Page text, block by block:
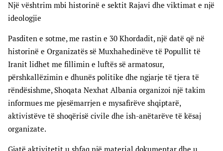
Një vështrim mbi historinë e sektit Rajavi dhe viktimat e një
ideologjie
Pasditen e sotme, me rastin e 30 Khordadit, një datë që në
historinë e Organizatës së Muxhahedinëve të Popullit të
Iranit lidhet me fillimin e luftës së armatosur,
përshkallëzimin e dhunës politike dhe ngjarje të tjera të
rëndësishme, Shoqata Nexhat Albania organizoi një takim
informues me pjesëmarrjen e mysafirëve shqiptarë,
aktivistëve të shoqërisë civile dhe ish-anëtarëve të kësaj
organizate.